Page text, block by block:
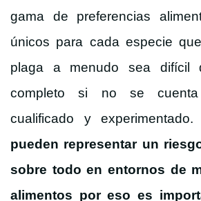
gama de preferencias
únicos para cada especie
plaga a menudo sea difícil
completo si no se cuenta
cualificado y experimentado.
pueden representar un
sobre todo en entornos de
alimentos por eso es